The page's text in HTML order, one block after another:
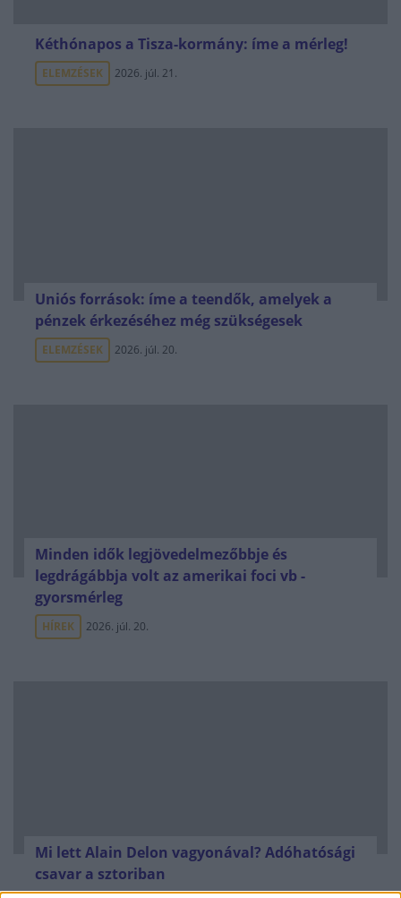
Kéthónapos a Tisza-kormány: íme a mérleg!
ELEMZÉSEK 2026. júl. 21.
Uniós források: íme a teendők, amelyek a
pénzek érkezéséhez még szükségesek
ELEMZÉSEK 2026. júl. 20.
Minden idők legjövedelmezőbbje és
legdrágábbja volt az amerikai foci vb -
gyorsmérleg
HÍREK 2026. júl. 20.
Mi lett Alain Delon vagyonával? Adóhatósági
csavar a sztoriban